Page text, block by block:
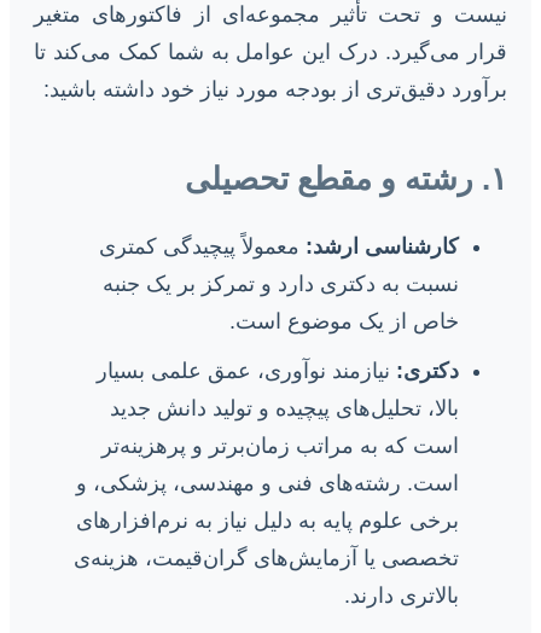
نیست و تحت تأثیر مجموعه‌ای از فاکتورهای متغیر
قرار می‌گیرد. درک این عوامل به شما کمک می‌کند تا
برآورد دقیق‌تری از بودجه مورد نیاز خود داشته باشید:
۱. رشته و مقطع تحصیلی
کارشناسی ارشد: معمولاً پیچیدگی کمتری
نسبت به دکتری دارد و تمرکز بر یک جنبه
خاص از یک موضوع است.
دکتری: نیازمند نوآوری، عمق علمی بسیار
بالا، تحلیل‌های پیچیده و تولید دانش جدید
است که به مراتب زمان‌برتر و پرهزینه‌تر
است. رشته‌های فنی و مهندسی، پزشکی، و
برخی علوم پایه به دلیل نیاز به نرم‌افزارهای
تخصصی یا آزمایش‌های گران‌قیمت، هزینه‌ی
بالاتری دارند.